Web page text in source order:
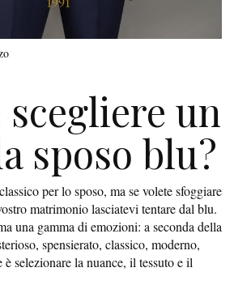
scegliere un
sposo blu?
per lo sposo, ma se volete sfoggiare
matrimonio lasciatevi tentare dal blu.
una gamma di emozioni: a seconda della
spensierato, classico, moderno,
è selezionare la nuance, il tessuto e il